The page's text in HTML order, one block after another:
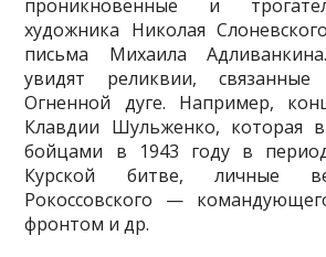
проникновенные и
художника Николая
письма Михаила
увидят реликвии,
Огненной дуге. Например,
Клавдии Шульженко, которая
бойцами в 1943 году в
Курской битве, личные
Рокоссовского —
фронтом и др.